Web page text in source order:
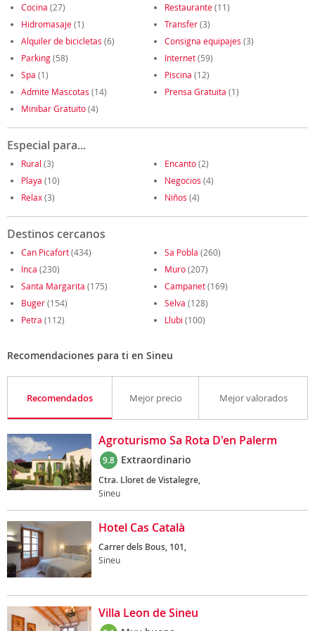
Cocina (27) Restaurante(11)
Hidromasaje(1) Transfer(3)
Alquiler de bicicletas (6) Consigna equipajes (3)
Parking(58) Internet(59)
Spa (1) Piscina (12)
Admite Mascotas (14) Prensa Gratuita (1)
Minibar Gratuito(4)
Especial para...
Rural (3) Encanto(2)
Playa (10) Negocios (4)
Relax(3) Niños (4)
Destinos cercanos
Can Picafort(434) Sa Pobla (260)
Inca (230) Muro(207)
Santa Margarita (175) Campanet(169)
Buger(154) Selva (128)
Petra (112) Llubi (100)
Recomendaciones para ti en Sineu
Recomendados Mejor precio Mejor valorados
Agroturismo Sa Rota D'en Palerm
9.8 Extraordinario
Ctra. Lloret de Vistalegre,
Sineu
Hotel Cas Català
Carrer dels Bous, 101,
Sineu
Villa Leon de Sineu